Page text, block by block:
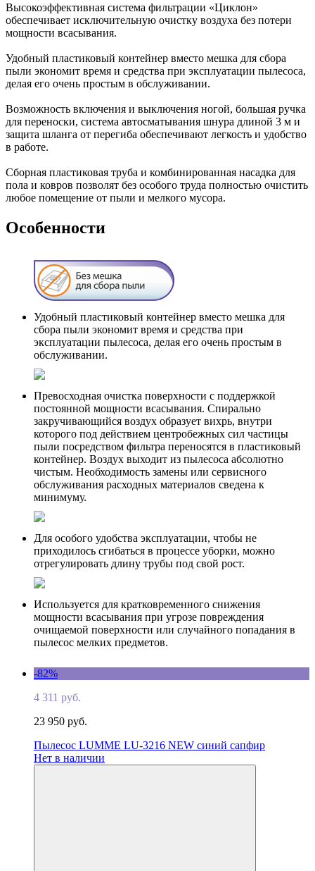
Высокоэффективная система фильтрации «Циклон»
обеспечивает исключительную очистку воздуха без потери
мощности всасывания.
Удобный пластиковый контейнер вместо мешка для сбора
пыли экономит время и средства при эксплуатации пылесоса,
делая его очень простым в обслуживании.
Возможность включения и выключения ногой, большая ручка
для переноски, система автосматывания шнура длиной 3 м и
защита шланга от перегиба обеспечивают легкость и удобство
в работе.
Сборная пластиковая труба и комбинированная насадка для
пола и ковров позволят без особого труда полностью очистить
любое помещение от пыли и мелкого мусора.
Особенности
Удобный пластиковый контейнер вместо мешка для
сбора пыли экономит время и средства при
эксплуатации пылесоса, делая его очень простым в
обслуживании.
Превосходная очистка поверхности с поддержкой
постоянной мощности всасывания. Спирально
закручивающийся воздух образует вихрь, внутри
которого под действием центробежных сил частицы
пыли посредством фильтра переносятся в пластиковый
контейнер. Воздух выходит из пылесоса абсолютно
чистым. Необходимость замены или сервисного
обслуживания расходных материалов сведена к
минимуму.
Для особого удобства эксплуатации, чтобы не
приходилось сгибаться в процессе уборки, можно
отрегулировать длину трубы под свой рост.
Используется для кратковременного снижения
мощности всасывания при угрозе повреждения
очищаемой поверхности или случайного попадания в
пылесос мелких предметов.
-82%
4 311 руб.
23 950 руб.
Пылесос LUMME LU-3216 NEW синий сапфир
Нет в наличии